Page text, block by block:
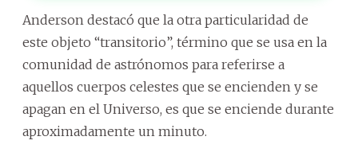
Anderson destacó que la otra particularidad de
este objeto “transitorio”, término que se usa en la
comunidad de astrónomos para referirse a
aquellos cuerpos celestes que se encienden y se
apagan en el Universo, es que se enciende durante
aproximadamente un minuto.